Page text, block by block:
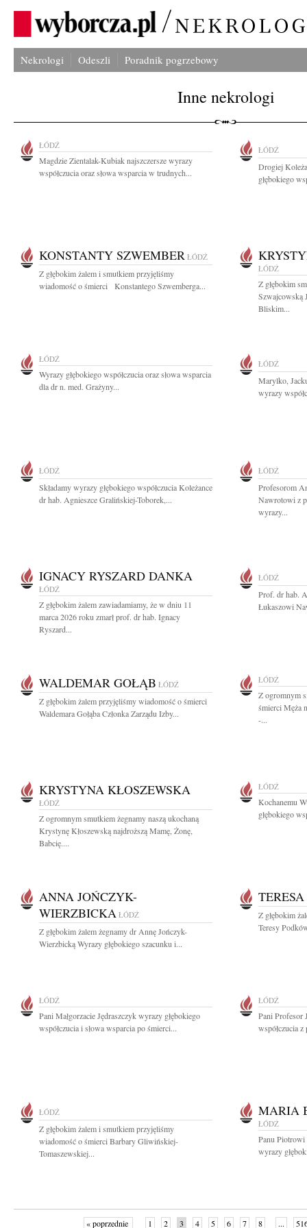
Nekrologi Odeszli Poradnik pogrzebowy
Inne nekrologi
ŁÓDŹ
Magdzie Zientalak-Kubiak najszczersze wyrazy
współczucia oraz słowa wsparcia w trudnych...
ŁÓDŹ
Drogiej
głębokiego
KONSTANTY SZWEMBER ŁÓDŹ
Z głębokim żalem i smutkiem przyjęliśmy
wiadomość o śmierci Konstantego Szwemberga...
ŁÓDŹ
Z głębokim
Szwajcowską
Bliskim...
ŁÓDŹ
Wyrazy głębokiego współczucia oraz słowa wsparcia
dla dr n. med. Grażyny...
ŁÓDŹ
Marylko,
wyrazy
ŁÓDŹ
Składamy wyrazy głębokiego współczucia Koleżance
dr hab. Agnieszce Gralińskiej-Toborek,...
ŁÓDŹ
Profesorom
Nawrotowi z
wyrazy...
IGNACY RYSZARD DANKA
ŁÓDŹ
Z głębokim żalem zawiadamiamy, że w dniu 11
marca 2026 roku zmarł prof. dr hab. Ignacy
Ryszard...
ŁÓDŹ
Prof. dr hab.
Łukaszowi
WALDEMAR GOŁĄB ŁÓDŹ
Z głębokim żalem przyjęliśmy wiadomość o śmierci
Waldemara Gołąba Członka Zarządu Izby...
ŁÓDŹ
Z ogromnym
śmierci Męża
-...
KRYSTYNA KŁOSZEWSKA
ŁÓDŹ
Z ogromnym smutkiem żegnamy naszą ukochaną
Krystynę Kłoszewską najdroższą Mamę, Żonę,
Babcię....
ŁÓDŹ
Kochanemu
głębokiego
ANNA JOŃCZYK-
WIERZBICKA ŁÓDŹ
Z głębokim żalem żegnamy dr Annę Jończyk-
Wierzbicką Wyrazy głębokiego szacunku i...
Z głębokim
Teresy
ŁÓDŹ
Pani Małgorzacie Jędraszczyk wyrazy głębokiego
współczucia i słowa wsparcia po śmierci...
ŁÓDŹ
Pani Profesor
współczucia
ŁÓDŹ
Z głębokim żalem i smutkiem przyjęliśmy
wiadomość o śmierci Barbary Gliwińskiej-
Tomaszewskiej...
MARIA
ŁÓDŹ
Panu Piotrowi
wyrazy
« poprzednie 1 2 3 4 5 6 7 8 ...